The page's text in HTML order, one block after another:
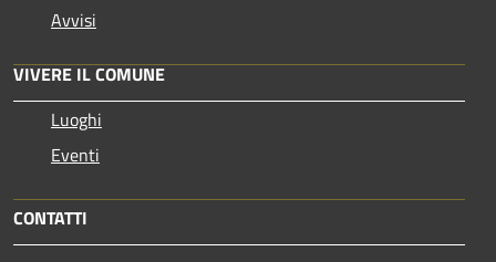
Avvisi
VIVERE IL COMUNE
Luoghi
Eventi
CONTATTI